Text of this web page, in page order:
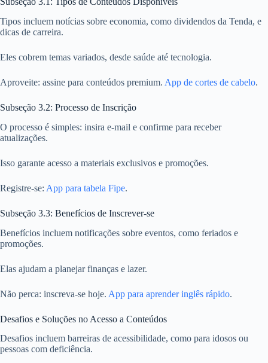
Tipos incluem notícias sobre economia, como dividendos da Tenda, e
dicas de carreira.
Eles cobrem temas variados, desde saúde até tecnologia.
Aproveite: assine para conteúdos premium. App de cortes de cabelo.
Subseção 3.2: Processo de Inscrição
O processo é simples: insira e-mail e confirme para receber
atualizações.
Isso garante acesso a materiais exclusivos e promoções.
Registre-se: App para tabela Fipe.
Subseção 3.3: Benefícios de Inscrever-se
Benefícios incluem notificações sobre eventos, como feriados e
promoções.
Elas ajudam a planejar finanças e lazer.
Não perca: inscreva-se hoje. App para aprender inglês rápido.
Desafios e Soluções no Acesso a Conteúdos
Desafios incluem barreiras de acessibilidade, como para idosos ou
pessoas com deficiência.